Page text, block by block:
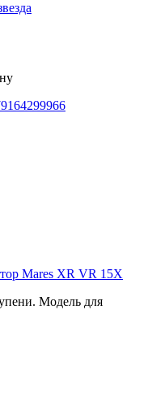
Mares XR VR 15X
Модель для